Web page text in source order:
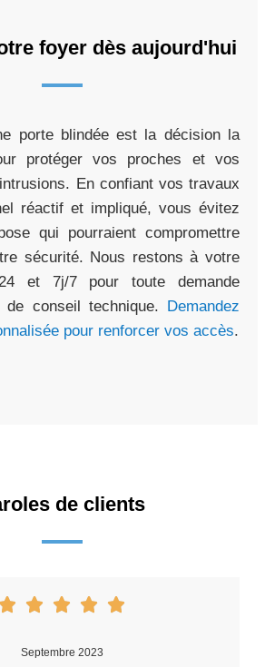
foyer dès aujourd'hui
porte blindée est la décision la
protéger vos proches et vos
En confiant vos travaux
réactif et impliqué, vous évitez
qui pourraient compromettre
sécurité. Nous restons à votre
24 et 7j/7 pour toute demande
de conseil technique. Demandez
pour renforcer vos accès.
de clients
Septembre 2023